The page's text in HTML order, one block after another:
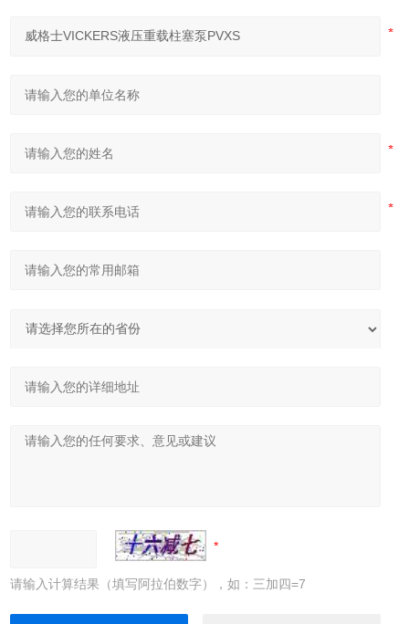
请输入计算结果（填写阿拉伯数字），如：三加四=7